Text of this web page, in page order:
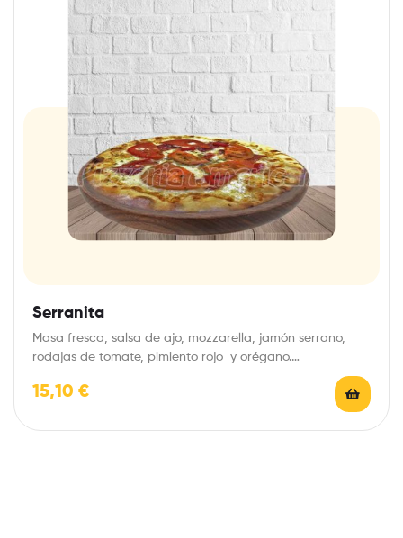
Serranita
Masa fresca, salsa de ajo, mozzarella, jamón serrano,
rodajas de tomate, pimiento rojo y orégano.…
15,10 €